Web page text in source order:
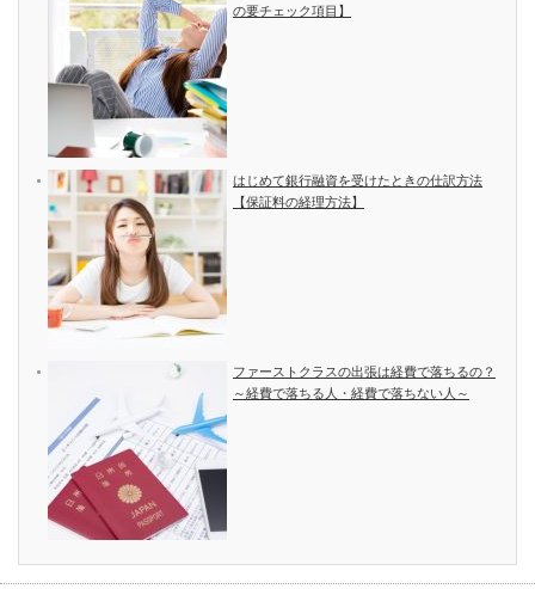
の要チェック項目】
はじめて銀行融資を受けたときの仕訳方法
【保証料の経理方法】
ファーストクラスの出張は経費で落ちるの？
～経費で落ちる人・経費で落ちない人～